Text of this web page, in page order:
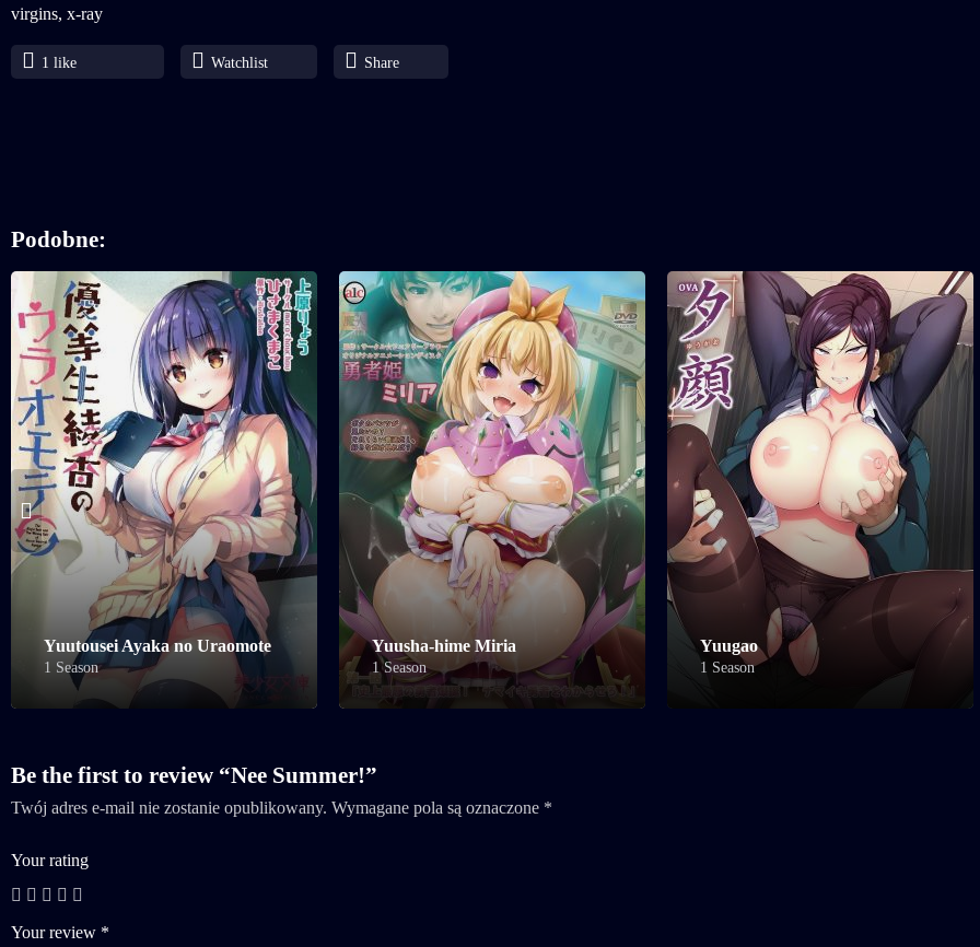
virgins, x-ray
1 like Watchlist Share
Podobne:
Yuutousei Ayaka no Uraomote
1 Season
Yuusha-hime Miria
1 Season
Yuugao
1 Season
Be the first to review “Nee Summer!”
Twój adres e-mail nie zostanie opublikowany. Wymagane pola są oznaczone *
Your rating
Your review *